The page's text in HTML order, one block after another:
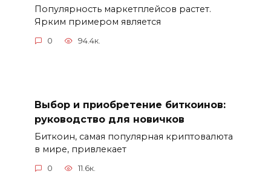
Популярность маркетплейсов растет.
Ярким примером является
0 94.4к.
Выбор и приобретение биткоинов:
руководство для новичков
Биткоин, самая популярная криптовалюта
в мире, привлекает
0 11.6к.